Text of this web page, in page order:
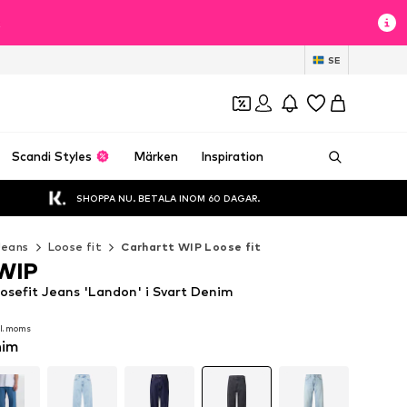
SE
Scandi Styles Märken Inspiration
SHOPPA NU. BETALA INOM 60 DAGAR.
Loose fit Carhartt WIP Loose fit
moms
moms
Jeans 'Landon' i Svart Denim